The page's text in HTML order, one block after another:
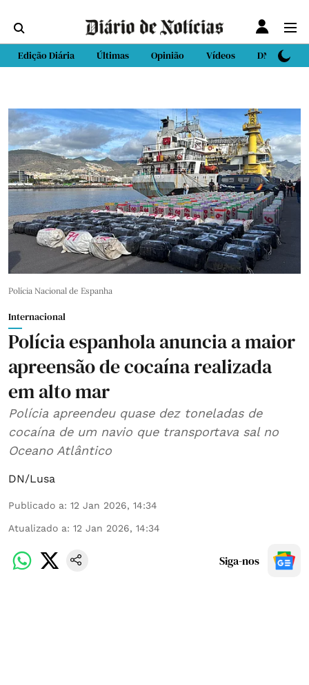
Edição Diária Últimas Opinião Vídeos DN Sport
Polícia Nacional de Espanha
Internacional
Polícia espanhola anuncia a maior
apreensão de cocaína realizada
em alto mar
Polícia apreendeu quase dez toneladas de
cocaína de um navio que transportava sal no
Oceano Atlântico
DN/Lusa
Publicado a: 12 Jan 2026, 14:34
Atualizado a: 12 Jan 2026, 14:34
Siga-nos